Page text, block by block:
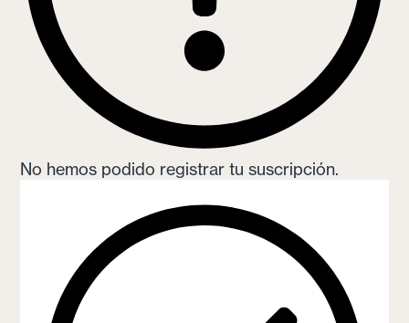
No hemos podido registrar tu suscripción.